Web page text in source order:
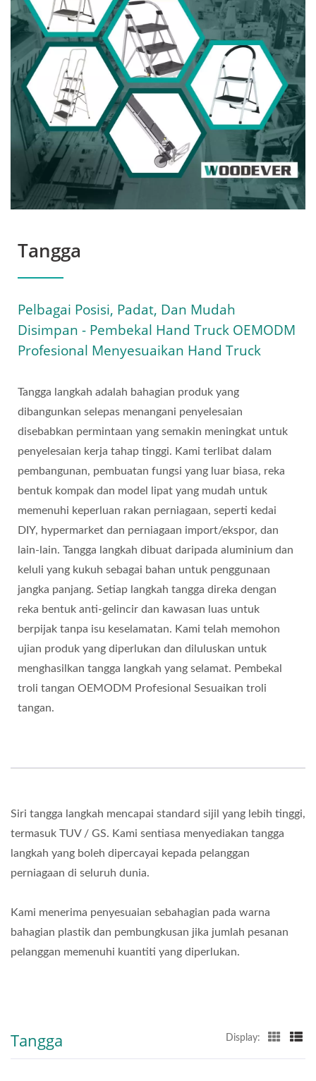
Menyesuaikan Hand Truck
| Temui Peralatan
Pengendalian Bahan Yang
Tahan Lama Dan
Serbaguna Dari
WOODEVER
Tangga
Pelbagai Posisi, Padat, Dan Mudah
Disimpan - Pembekal Hand Truck OEMODM
Profesional Menyesuaikan Hand Truck
Tangga langkah adalah bahagian produk yang
dibangunkan selepas menangani penyelesaian
disebabkan permintaan yang semakin meningkat untuk
penyelesaian kerja tahap tinggi. Kami terlibat dalam
pembangunan, pembuatan fungsi yang luar biasa, reka
bentuk kompak dan model lipat yang mudah untuk
memenuhi keperluan rakan perniagaan, seperti kedai
DIY, hypermarket dan perniagaan import/ekspor, dan
lain-lain. Tangga langkah dibuat daripada aluminium dan
keluli yang kukuh sebagai bahan untuk penggunaan
jangka panjang. Setiap langkah tangga direka dengan
reka bentuk anti-gelincir dan kawasan luas untuk
berpijak tanpa isu keselamatan. Kami telah memohon
ujian produk yang diperlukan dan diluluskan untuk
menghasilkan tangga langkah yang selamat. Pembekal
troli tangan OEMODM Profesional Sesuaikan troli
tangan.
Siri tangga langkah mencapai standard sijil yang lebih tinggi,
termasuk TUV / GS. Kami sentiasa menyediakan tangga
langkah yang boleh dipercayai kepada pelanggan
perniagaan di seluruh dunia.
Kami menerima penyesuaian sebahagian pada warna
bahagian plastik dan pembungkusan jika jumlah pesanan
pelanggan memenuhi kuantiti yang diperlukan.
Tangga Display: